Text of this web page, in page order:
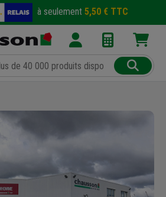
à seulement 5,50 € TTC